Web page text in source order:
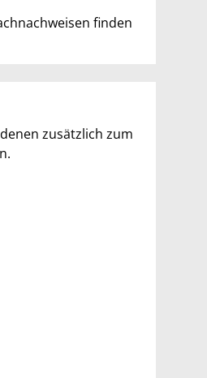
finden
zusätzlich zum